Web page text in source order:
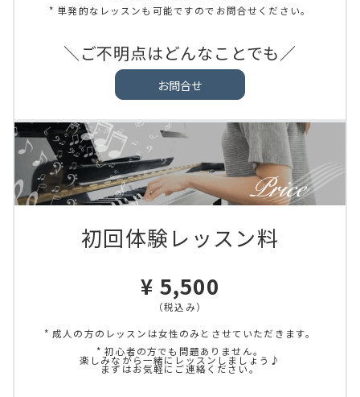
* 単発的なレッスンも可能ですのでお問合せください。
＼ご不明点はどんなことでも／
お問合せ
初回体験レッスン料
¥ 5,500
（税込み）
* 成人の方のレッスンは女性のみとさせていただきます。
* 初心者の方でも問題ありません。
楽しみながら一緒にレッスンしましょう♪
まずはお気軽にご連絡ください。